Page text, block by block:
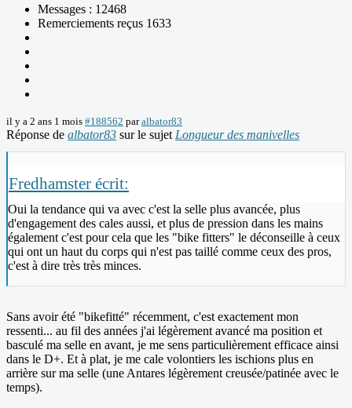
Messages : 12468
Remerciements reçus 1633
il y a 2 ans 1 mois #188562 paralbator83
Réponse de albator83 sur le sujet Longueur des manivelles
Fredhamster écrit:
Oui la tendance qui va avec c'est la selle plus avancée, plus
d'engagement des cales aussi, et plus de pression dans les mains
également c'est pour cela que les "bike fitters" le déconseille à ceux
qui ont un haut du corps qui n'est pas taillé comme ceux des pros,
c'est à dire très très minces.
Sans avoir été "bikefitté" récemment, c'est exactement mon
ressenti... au fil des années j'ai légèrement avancé ma position et
basculé ma selle en avant, je me sens particulièrement efficace ainsi
dans le D+. Et à plat, je me cale volontiers les ischions plus en
arrière sur ma selle (une Antares légèrement creusée/patinée avec le
temps).